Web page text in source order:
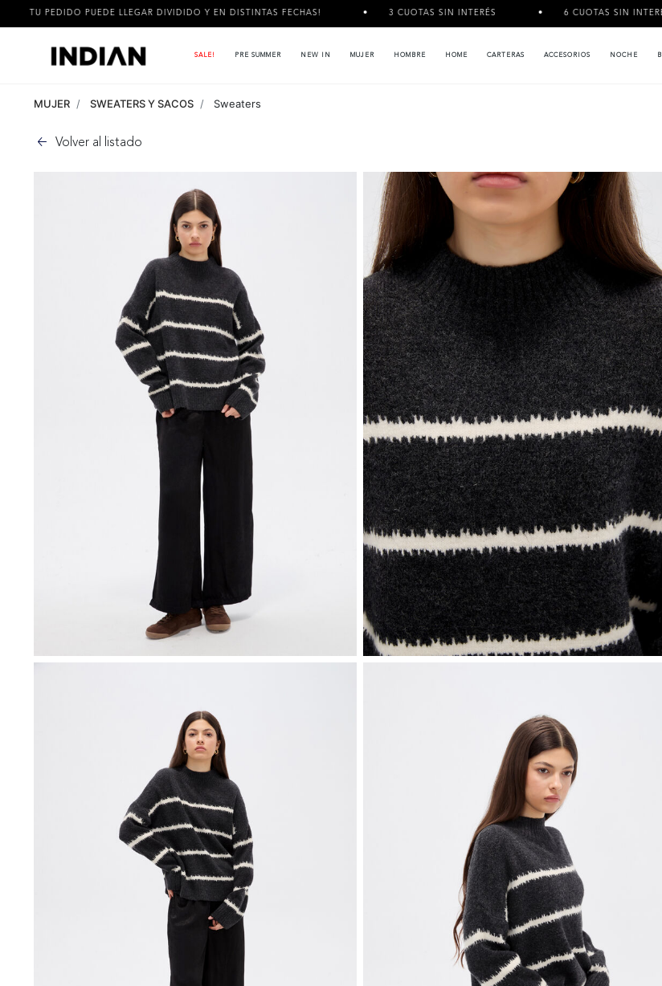
LLEGAR DIVIDIDO Y EN DISTINTAS FECHAS! 3 CUOTAS SIN INTERÉS 6 CUOTAS SIN INTERÉS A PARTIR DE
SALE! PRE SUMMER NEW IN MUJER HOMBRE HOME CARTERAS ACCESORIOS NOCHE
MUJER SWEATERS Y SACOS Sweaters
Volver al listado